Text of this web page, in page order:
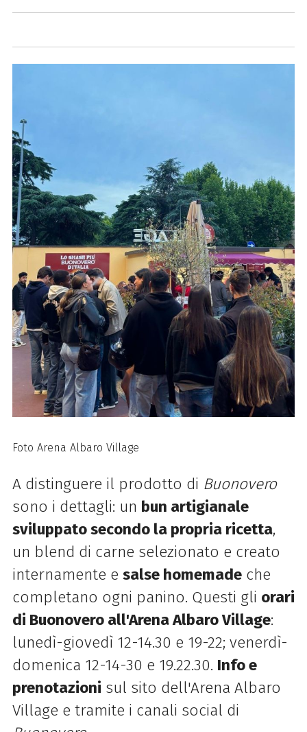
Foto Arena Albaro Village
A distinguere il prodotto di Buonovero
sono i dettagli: un bun artigianale
sviluppato secondo la propria ricetta,
un blend di carne selezionato e creato
internamente e salse homemadeche
completano ogni panino. Questi gli orari
di Buonovero all'Arena Albaro Village:
lunedì-giovedì 12-14.30 e 19-22; venerdì-
domenica 12-14-30 e 19.22.30. Info e
prenotazioni sul sito dell'Arena Albaro
Village e tramite i canali social di